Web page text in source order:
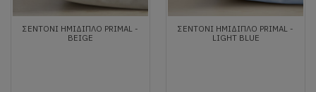
ΣΕΝΤΌΝΙ ΗΜΊΔΙΠΛΟ PRIMAL -
BEIGE
ΣΕΝΤΌΝΙ ΗΜΊΔΙΠΛΟ PRIMAL -
LIGHT BLUE